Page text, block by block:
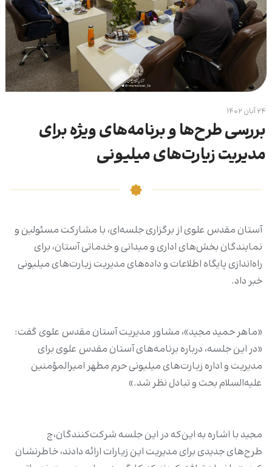
۲۴ آبان ۱۴۰۲
بررسی طرح‌ها و برنامه‌های ویژه برای
مدیریت زیارت‌های میلیونی
آستان مقدس علوی از برگزاری جلسه‌ای، با مشارکت مسئولین و
نمایندگان بخش‌های اداری و میدانی و خدماتی آستان، ‌برای
راه‌اندازی پایگاه اطلاعات و داده‌های مدیریت زیارت‌های میلیونی
خبر داد.
«ماهر حمید مجید»، مشاور مدیریت آستان مقدس علوی گفت:
«در این جلسه، درباره برنامه‌های آستان مقدس علوی برای
مدیریت و اداره زیارت‌های میلیونی حرم مطهر امیرالمؤمنین
علیه‌السلام بحث و تبادل نظر شد.»
مجید با اشاره به این‌که در این جلسه شرکت‌کنندگان،چ
طرح‌های جدیدی برای مدیریت این زیارات ارائه دادند، خاطرنشان